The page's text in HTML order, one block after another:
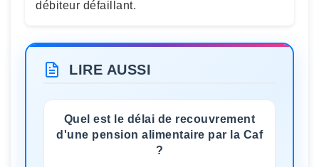
débiteur défaillant.
LIRE AUSSI
Quel est le délai de recouvrement
d'une pension alimentaire par la Caf
?